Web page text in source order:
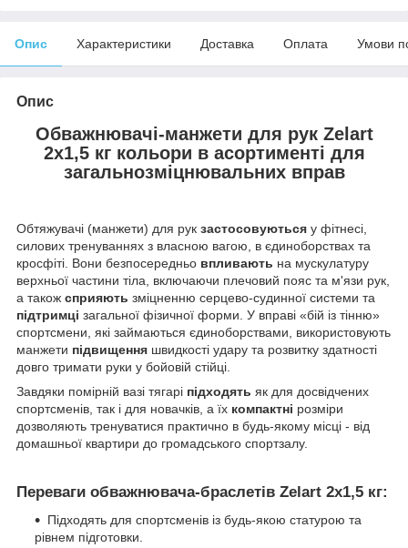
Опис Характеристики Доставка Оплата Умови
Опис
Обважнювачі-манжети для рук Zelart
2x1,5 кг кольори в асортименті для
загальнозміцнювальних вправ
Обтяжувачі (манжети) для рук застосовуються у фітнесі,
силових тренуваннях з власною вагою, в єдиноборствах та
кросфіті. Вони безпосередньо впливають на мускулатуру
верхньої частини тіла, включаючи плечовий пояс та м'язи рук,
а також сприяють зміцненню серцево-судинної системи та
підтримці загальної фізичної форми. У вправі «бій із тінню»
спортсмени, які займаються єдиноборствами, використовують
манжети підвищення швидкості удару та розвитку здатності
довго тримати руки у бойовій стійці.
Завдяки помірній вазі тягарі підходять як для досвідчених
спортсменів, так і для новачків, а їх компактні розміри
дозволяють тренуватися практично в будь-якому місці - від
домашньої квартири до громадського спортзалу.
Переваги обважнювача-браслетів Zelart 2х1,5 кг:
Підходять для спортсменів із будь-якою статурою та
рівнем підготовки.